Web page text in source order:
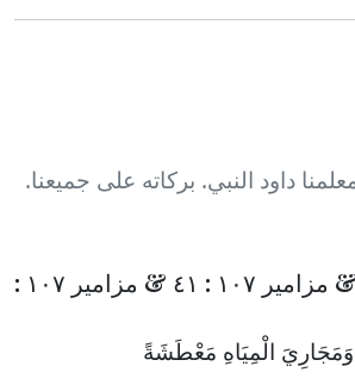
داود النبي. بركاته على جميعنا.
مزامير ١٠٧ : ٣٢ & مزامير ١٠٧ : ٤١ & مزامير ١٠٧ :
وَمَجَارِيَ الْمِيَاهِ مَعْطَشَةً